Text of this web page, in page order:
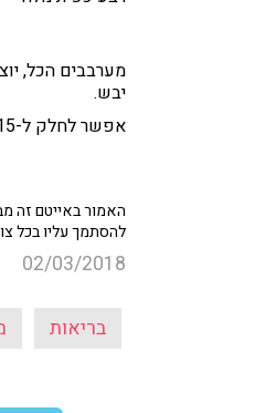
יבש.
אפשר לחלק ל-15 פרוסות, 80 קלוריות בפרוסה.
האמור באייטם זה
להסתמך עליו בכל
02/03/2018
בריאות